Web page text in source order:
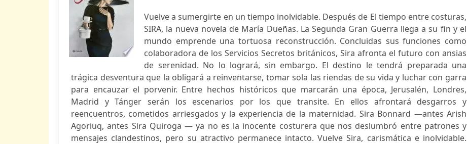
Vuelve a sumergirte en un tiempo inolvidable. Después de El tiempo entre costuras,
SIRA, la nueva novela de María Dueñas. La Segunda Gran Guerra llega a su fin y el
mundo emprende una tortuosa reconstrucción. Concluidas sus funciones como
colaboradora de los Servicios Secretos británicos, Sira afronta el futuro con ansias
de serenidad. No lo logrará, sin embargo. El destino le tendrá preparada una
trágica desventura que la obligará a reinventarse, tomar sola las riendas de su vida y luchar con garra
para encauzar el porvenir. Entre hechos históricos que marcarán una época, Jerusalén, Londres,
Madrid y Tánger serán los escenarios por los que transite. En ellos afrontará desgarros y
reencuentros, cometidos arriesgados y la experiencia de la maternidad. Sira Bonnard —antes Arish
Agoriuq, antes Sira Quiroga — ya no es la inocente costurera que nos deslumbró entre patrones y
mensajes clandestinos, pero su atractivo permanece intacto. Vuelve Sira, carismática e inolvidable.